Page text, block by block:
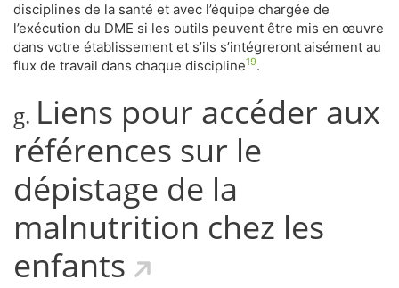
disciplines de la santé et avec l’équipe chargée de
l’exécution du DME si les outils peuvent être mis en œuvre
dans votre établissement et s’ils s’intégreront aisément au
flux de travail dans chaque discipline19.
g. Liens pour accéder aux
références sur le
dépistage de la
malnutrition chez les
enfants